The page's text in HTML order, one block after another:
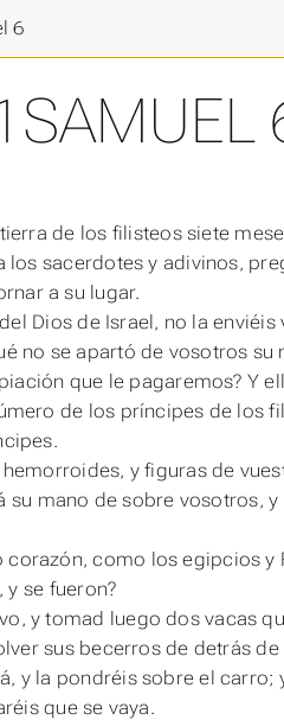
6
de los filisteos siete
sacerdotes y adivinos,
a su lugar.
Dios de Israel, no la
no se apartó de vosotros su
que le pagaremos? Y
de los príncipes de los
y figuras de
mano de sobre vosotros,
corazón, como los egipcios
se fueron?
y tomad luego dos vacas
sus becerros de detrás de
y la pondréis sobre el
que se vaya.